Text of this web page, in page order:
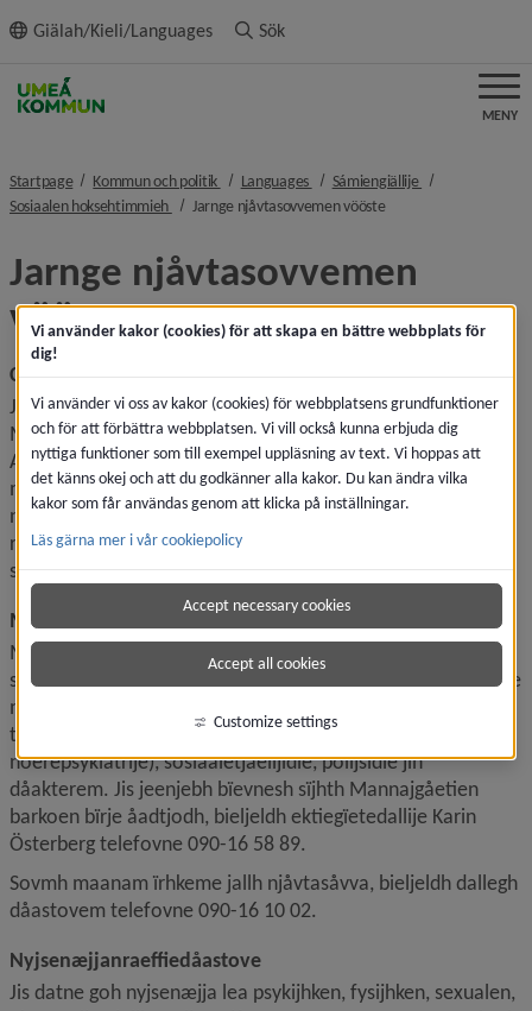
innehållet
Giälah/Kieli/Languages Sök
MENY
Startpage Kommun och politik nivå i brödsmulenavigeringen
Languages nivå i brödsmulenavigeringen
Sámiengiällije nivå i
Sosiaalen hoksehtimmieh nivå i brödsmulenavigeringen
Jarnge njåvtasovvemen vööstenivå i
Jarnge njåvtasovvemen
vööste
Centrum mot våld
Jarnge njåvtasovvemen vööste lea sijjie mestie
Maanajgåetie jïh Nyjsenæjjanraeffiedåastove.
Almadåastove njåvtasovvemen vööste aaj sijjien meatan
mohte jeatjah dajve Upmejisnie. Sijjie maam faala dovne
njåvtasovveme nyjsenæjjide jïh maanide ektine
reeremefaalaldahkh jïh aaj njuvteme almide
soptsestalleme dåarjoem faala.
Maanajgåetie
Maanajgåetesne maana åådtje gaajhkh profesjovnellh
seamma tahjoen nuelesne gaavnedidh jearsoes jïh maanide
murries byjreske. Maana åådtje ekstesne dåarjoeviehkiem
tjåanghkoe persovnalidie BUP´este (maana- jïh
noerepsykiatrije), sosiaaletjaelijidie, polijsidie jïh
dåakterem. Jis jeenjebh bïevnesh sïjhth Mannajgåetien
barkoen bïrje åadtjodh, bieljeldh ektiegïetedallije Karin
Österberg telefovne 090-16 58 89.
Sovmh maanam ïrhkeme jallh njåvtasåvva, bieljeldh dallegh
dåastovem telefovne 090-16 10 02.
Nyjsenæjjanraeffiedåastove
Jis datne goh nyjsenæjja lea psykijhken, fysijhken, sexualen,
Vi använder kakor (cookies) för att skapa en bättre webbplats för
dig!
Vi använder vi oss av kakor (cookies) för webbplatsens grundfunktioner
och för att förbättra webbplatsen. Vi vill också kunna erbjuda dig
nyttiga funktioner som till exempel uppläsning av text. Vi hoppas att
det känns okej och att du godkänner alla kakor. Du kan ändra vilka
kakor som får användas genom att klicka på inställningar.
Läs gärna mer i vår cookiepolicy
Accept necessary cookies
Accept all cookies
Customize settings